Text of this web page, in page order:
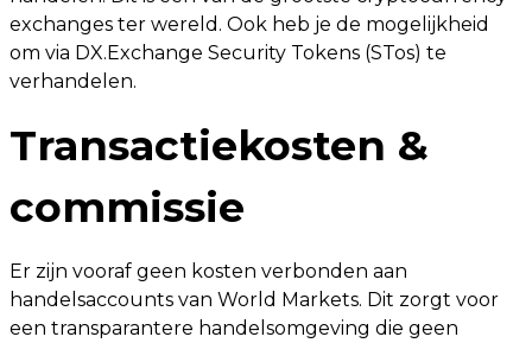
exchanges ter wereld. Ook heb je de mogelijkheid
om via DX.Exchange Security Tokens (STos) te
verhandelen.
Transactiekosten &
commissie
Er zijn vooraf geen kosten verbonden aan
handelsaccounts van World Markets. Dit zorgt voor
een transparantere handelsomgeving die geen